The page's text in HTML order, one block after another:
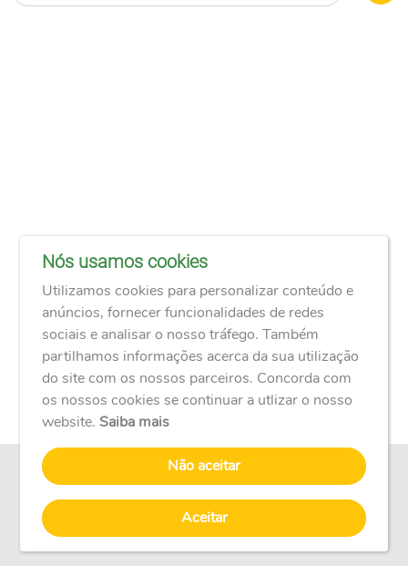
Nós usamos cookies
Utilizamos cookies para personalizar conteúdo e
anúncios, fornecer funcionalidades de redes
sociais e analisar o nosso tráfego. Também
partilhamos informações acerca da sua utilização
do site com os nossos parceiros. Concorda com
os nossos cookies se continuar a utlizar o nosso
website. Saiba mais
Não aceitar
Aceitar
Fale Conosco Início
Perguntas Frequentes
Privacidade
Termo de Uso
AAFBB+ - © Copyright
Desenvolvido por ARC Soluções